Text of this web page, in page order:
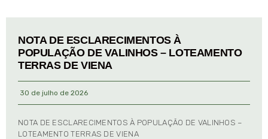
NOTA DE ESCLARECIMENTOS À
POPULAÇÃO DE VALINHOS – LOTEAMENTO
TERRAS DE VIENA
30 de julho de 2026
NOTA DE ESCLARECIMENTOS À POPULAÇÃO DE VALINHOS –
LOTEAMENTO TERRAS DE VIENA